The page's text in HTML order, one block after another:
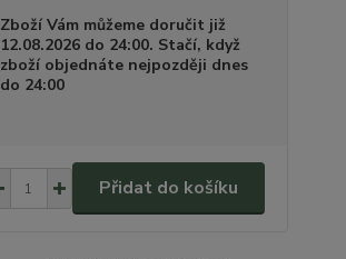
Zboží Vám můžeme doručit již
12.08.2026 do 24:00. Stačí, když
zboží objednáte nejpozději dnes
do 24:00
Přidat do košíku